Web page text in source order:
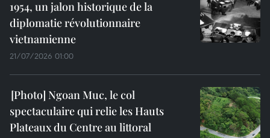
1954, un jalon historique de la
diplomatie révolutionnaire
vietnamienne
21/07/2026 01:00
Ngoan Muc, le col
spectaculaire qui relie les Hauts
Plateaux du Centre au littoral